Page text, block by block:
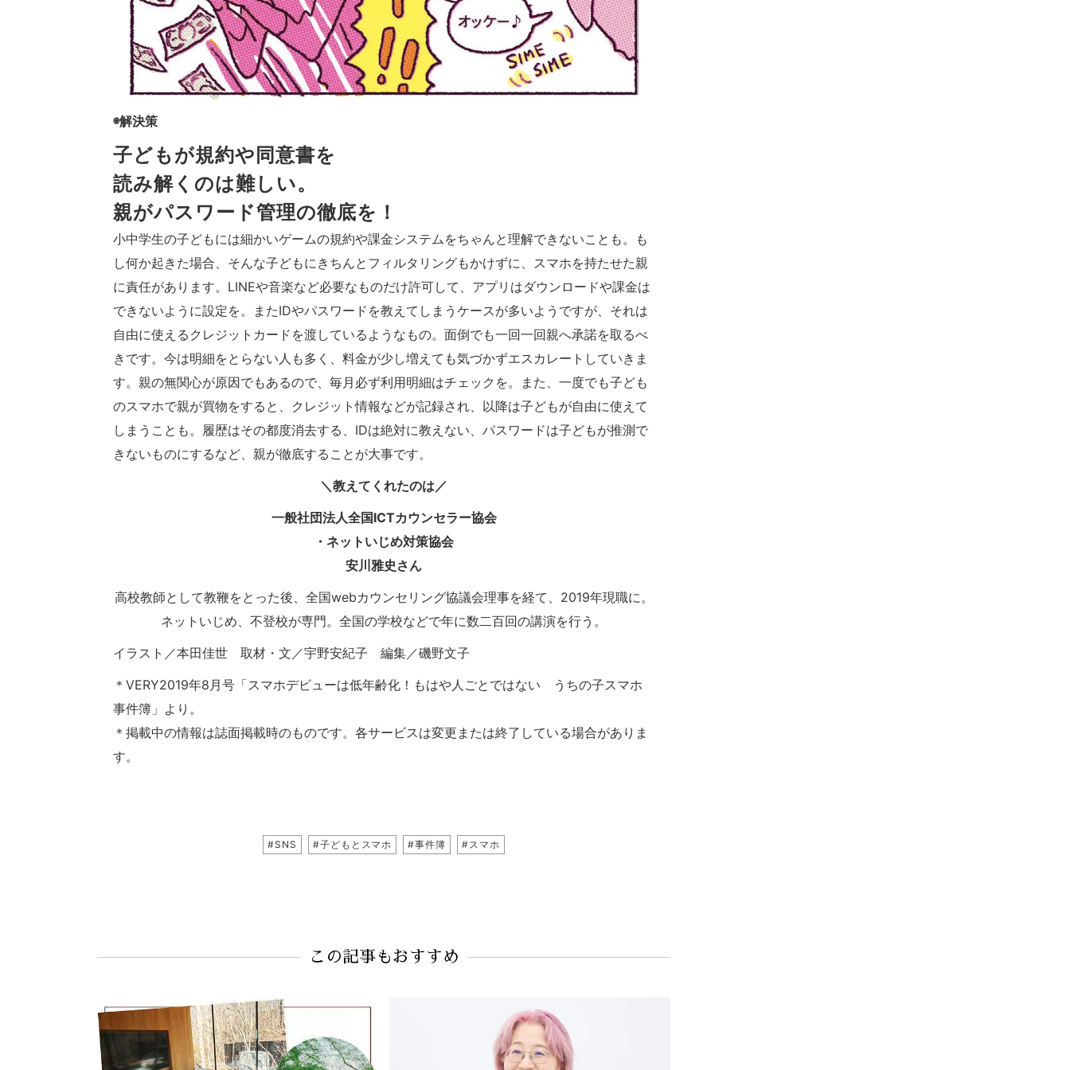
◉解決策
子どもが規約や同意書を
読み解くのは難しい。
親がパスワード管理の徹底を！
小中学生の子どもには細かいゲームの規約や課金システムをちゃんと理解できないことも。も
し何か起きた場合、そんな子どもにきちんとフィルタリングもかけずに、スマホを持たせた親
に責任があります。LINEや音楽など必要なものだけ許可して、アプリはダウンロードや課金は
できないように設定を。またIDやパスワードを教えてしまうケースが多いようですが、それは
自由に使えるクレジットカードを渡しているようなもの。面倒でも一回一回親へ承諾を取るべ
きです。今は明細をとらない人も多く、料金が少し増えても気づかずエスカレートしていきま
す。親の無関心が原因でもあるので、毎月必ず利用明細はチェックを。また、一度でも子ども
のスマホで親が買物をすると、クレジット情報などが記録され、以降は子どもが自由に使えて
しまうことも。履歴はその都度消去する、IDは絶対に教えない、パスワードは子どもが推測で
きないものにするなど、親が徹底することが大事です。
＼教えてくれたのは／
一般社団法人全国ICTカウンセラー協会
・ネットいじめ対策協会
安川雅史 さん
高校教師として教鞭をとった後、全国webカウンセリング協議会理事を経て、2019年現職に。
ネットいじめ、不登校が専門。全国の学校などで年に数二百回の講演を行う。
イラスト／本田佳世 取材・文／宇野安紀子 編集／磯野文子
＊VERY2019年8月号「スマホデビューは低年齢化！もはや人ごとではない うちの子スマホ
事件簿」より。
＊掲載中の情報は誌面掲載時のものです。各サービスは変更または終了している場合がありま
す。
#SNS #子どもとスマホ #事件簿 #スマホ
この記事もおすすめ